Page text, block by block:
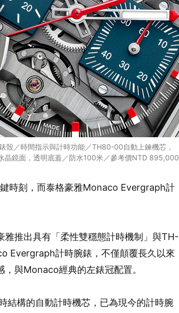
／時間指示與計時功能／TH80-00自動上鍊機芯，
晶鏡面，透明底蓋／防水100米／參考價NTD 895,000
時刻，而泰格豪雅Monaco Evergraph計
推出具有「柔性雙穩態計時機制」與TH-
Evergraph計時腕錶，不僅顛覆長久以來
與Monaco經典的左錶冠配置。
結構的自動計時機芯，已為現今的計時腕